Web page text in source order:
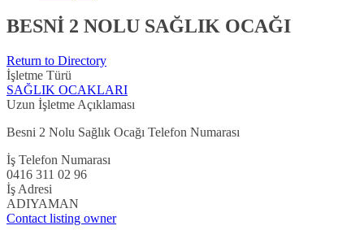
BESNİ 2 NOLU SAĞLIK OCAĞI
Return to Directory
İşletme Türü
SAĞLIK OCAKLARI
Uzun İşletme Açıklaması
Besni 2 Nolu Sağlık Ocağı Telefon Numarası
İş Telefon Numarası
0416 311 02 96
İş Adresi
ADIYAMAN
Contact listing owner